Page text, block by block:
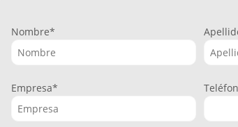
Nombre*
Empresa*